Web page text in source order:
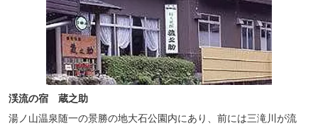
渓流の宿 蔵之助
湯ノ山温泉随一の景勝の地大石公園内にあり、前には三滝川が流